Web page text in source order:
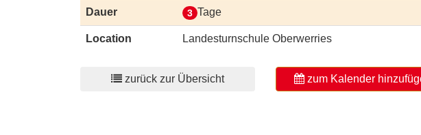
Dauer 3 Tage
Location Landesturnschule Oberwerries
zurück zur Übersicht zum Kalender